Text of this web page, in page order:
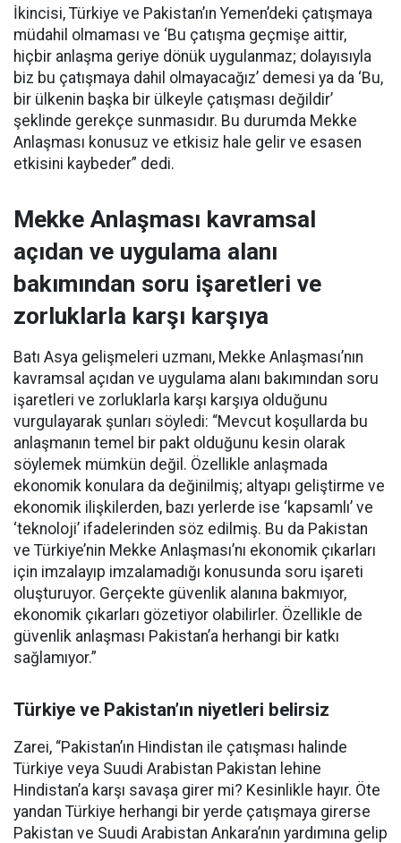
İkincisi, Türkiye ve Pakistan’ın Yemen’deki çatışmaya
müdahil olmaması ve ‘Bu çatışma geçmişe aittir,
hiçbir anlaşma geriye dönük uygulanmaz; dolayısıyla
biz bu çatışmaya dahil olmayacağız’ demesi ya da ‘Bu,
bir ülkenin başka bir ülkeyle çatışması değildir’
şeklinde gerekçe sunmasıdır. Bu durumda Mekke
Anlaşması konusuz ve etkisiz hale gelir ve esasen
etkisini kaybeder” dedi.
Mekke Anlaşması kavramsal
açıdan ve uygulama alanı
bakımından soru işaretleri ve
zorluklarla karşı karşıya
Batı Asya gelişmeleri uzmanı, Mekke Anlaşması’nın
kavramsal açıdan ve uygulama alanı bakımından soru
işaretleri ve zorluklarla karşı karşıya olduğunu
vurgulayarak şunları söyledi: “Mevcut koşullarda bu
anlaşmanın temel bir pakt olduğunu kesin olarak
söylemek mümkün değil. Özellikle anlaşmada
ekonomik konulara da değinilmiş; altyapı geliştirme ve
ekonomik ilişkilerden, bazı yerlerde ise ‘kapsamlı’ ve
‘teknoloji’ ifadelerinden söz edilmiş. Bu da Pakistan
ve Türkiye’nin Mekke Anlaşması’nı ekonomik çıkarları
için imzalayıp imzalamadığı konusunda soru işareti
oluşturuyor. Gerçekte güvenlik alanına bakmıyor,
ekonomik çıkarları gözetiyor olabilirler. Özellikle de
güvenlik anlaşması Pakistan’a herhangi bir katkı
sağlamıyor.”
Türkiye ve Pakistan’ın niyetleri belirsiz
Zarei, “Pakistan’ın Hindistan ile çatışması halinde
Türkiye veya Suudi Arabistan Pakistan lehine
Hindistan’a karşı savaşa girer mi? Kesinlikle hayır. Öte
yandan Türkiye herhangi bir yerde çatışmaya girerse
Pakistan ve Suudi Arabistan Ankara’nın yardımına gelip